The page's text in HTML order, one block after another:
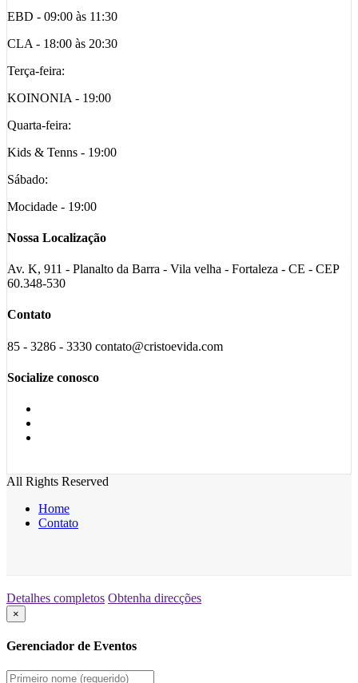
EBD - 09:00 às 11:30
CLA - 18:00 às 20:30
Terça-feira:
KOINONIA - 19:00
Quarta-feira:
Kids & Tenns - 19:00
Sábado:
Mocidade - 19:00
Nossa Localização
Av. K, 911 - Planalto da Barra - Vila velha - Fortaleza - CE - CEP
60.348-530
Contato
85 - 3286 - 3330 contato@cristoevida.com
Socialize conosco
All Rights Reserved
Home
Contato
Detalhes completos Obtenha direcções
×
Gerenciador de Eventos